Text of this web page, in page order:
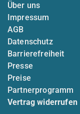
Über uns
Impressum
AGB
Datenschutz
Barrierefreiheit
Presse
Preise
Partnerprogramm
Vertrag widerrufen